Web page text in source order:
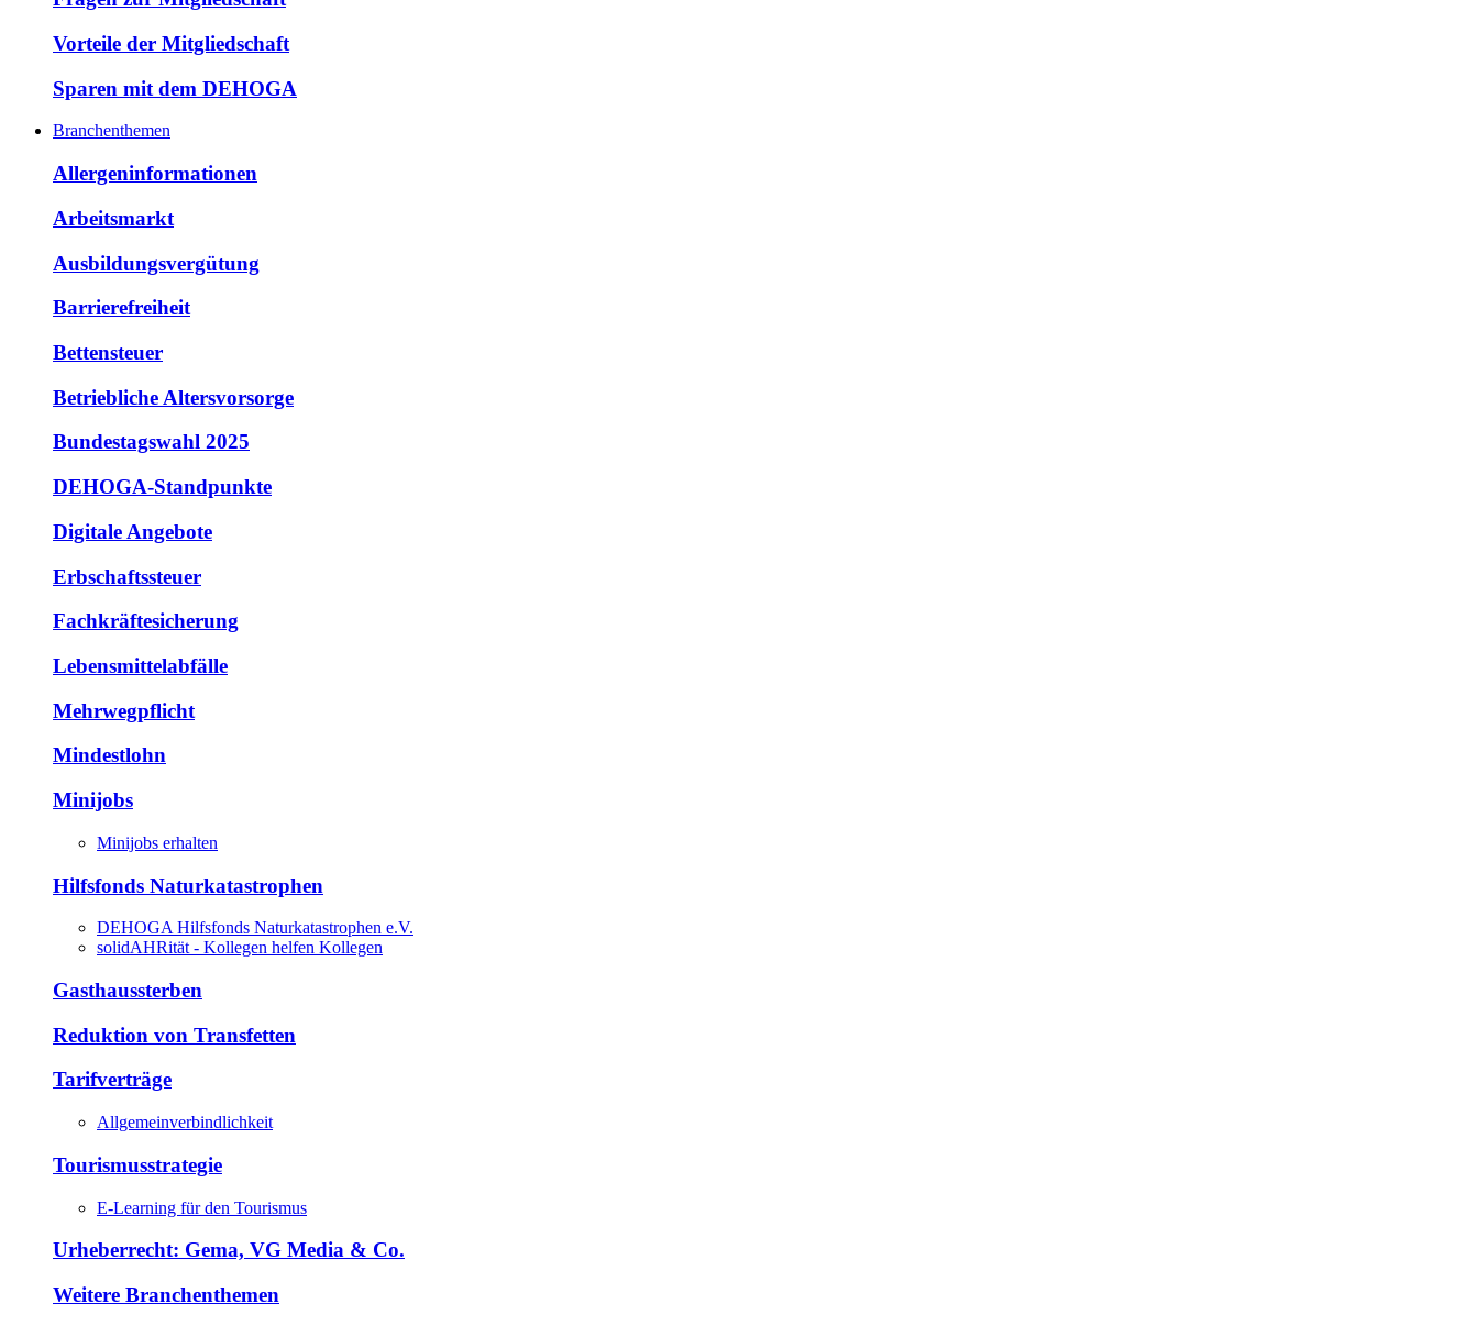
Vorteile der Mitgliedschaft
Sparen mit dem DEHOGA
Branchenthemen
Allergeninformationen
Arbeitsmarkt
Ausbildungsvergütung
Barrierefreiheit
Bettensteuer
Betriebliche Altersvorsorge
Bundestagswahl 2025
DEHOGA-Standpunkte
Digitale Angebote
Erbschaftssteuer
Fachkräftesicherung
Lebensmittelabfälle
Mehrwegpflicht
Mindestlohn
Minijobs
Minijobs erhalten
Hilfsfonds Naturkatastrophen
DEHOGA Hilfsfonds Naturkatastrophen e.V.
solidAHRität - Kollegen helfen Kollegen
Gasthaussterben
Reduktion von Transfetten
Tarifverträge
Allgemeinverbindlichkeit
Tourismusstrategie
E-Learning für den Tourismus
Urheberrecht: Gema, VG Media & Co.
Weitere Branchenthemen